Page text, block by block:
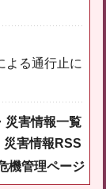
よる通行止に
災害情報一覧
災害情報RSS
機管理ページ